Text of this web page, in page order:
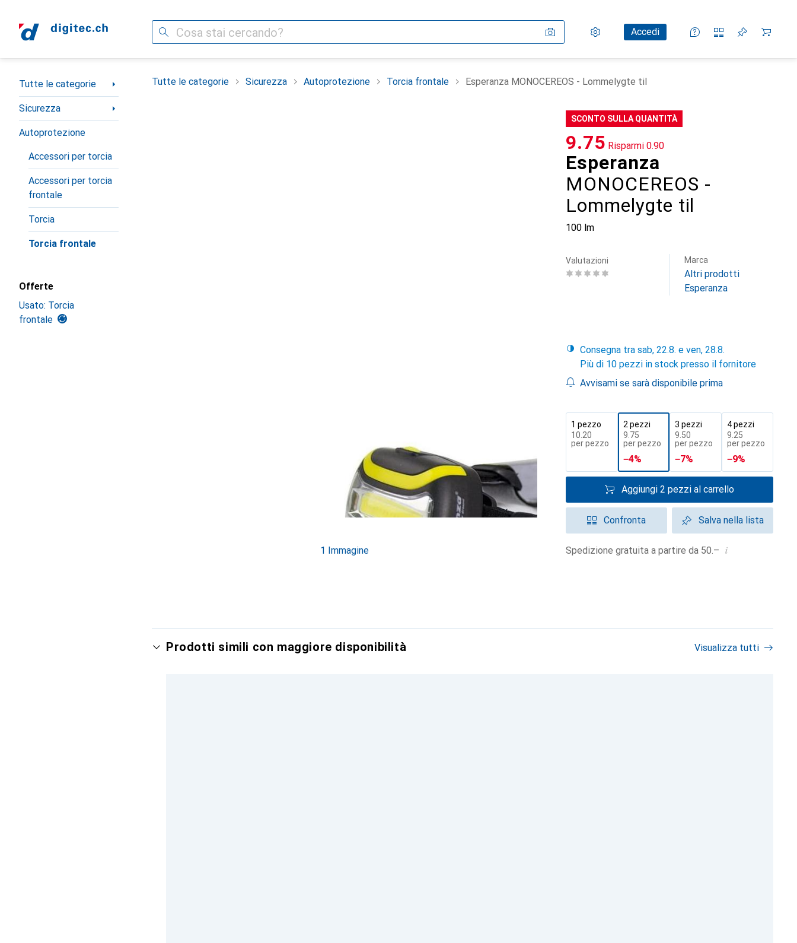
Cerca Impostazioni
Conto clienteAccedi
Liste di confronto
Liste dei desideri
Carrello
Categoria Navigazione
Tutte le categorie
Sicurezza
Autoprotezione
Accessori per torcia
Accessori per torcia
frontale
Torcia
Torcia frontale
Offerte
Usato: Torcia
frontale
Tutte le categorie Sicurezza Autoprotezione Torcia frontale Esperanza MONOCEREOS - Lommelygte til
1 Immagine
SCONTO SULLA QUANTITÀ
Esperanza
MONOCEREOS -
Lommelygte til
100 lm
CHF
9.75 Risparmi CHF
0.90
Valutazioni Marca
Altri prodotti
Esperanza
Consegna tra sab, 22.8. e ven, 28.8.
Più di 10 pezzi in stock presso il fornitore
Avvisami se sarà disponibile prima
1 pezzo
CHF
10.20
per pezzo
2 pezzi
CHF
9.75
per pezzo
−4%
3 pezzi
CHF
9.50
per pezzo
−7%
4 pezzi
CHF
9.25
per pezzo
−9%
Aggiungi 2 pezzi al carrello
Confronta Salva nella lista
Spedizione gratuita a partire da 50.– i
Prodotti simili con maggiore disponibilità Visualizza tutti